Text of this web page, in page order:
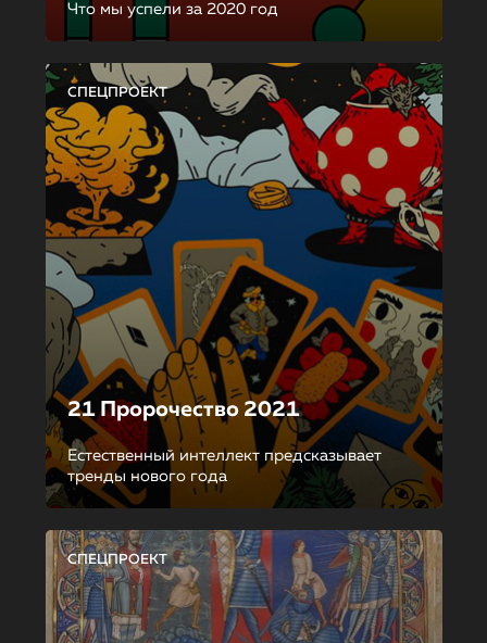
Что мы успели за 2020 год
СПЕЦПРОЕКТ
21 Пророчество 2021
Естественный интеллект предсказывает
тренды нового года
СПЕЦПРОЕКТ